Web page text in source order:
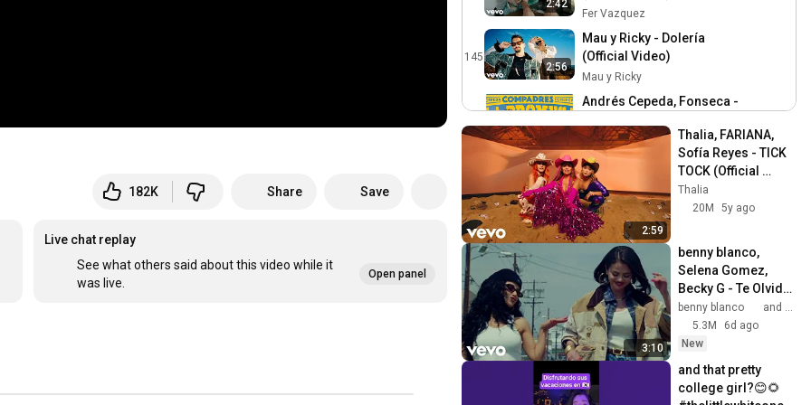
182K Share Save
Live chat replay
See what others said about this video while it
was live.
Open panel
2:42
Fer Vazquez
145
2:56
Mau y Ricky - Dolería
(Official Video)
Mau y Ricky
3:08
Andrés Cepeda, Fonseca -
Andrés Cepeda
CNCO - Imagíname Sin Ti
(Official Video)
CNCO
148
Mau y Ricky - Fresh
(Official Video)
Mau y Ricky
149
Pedro Capó - La Sábana y
los Pies (Official Video)
Pedro Capó
Kany García, Carlos Vives -
Búscame (Official Video)
Kany Garcia
2:59
Thalia, FARIANA,
Sofía Reyes - TICK
TOCK (Official
Video)
Thalia
20M
5y ago
3:10
benny blanco,
Selena Gomez,
Becky G - Te Olvido
(La La) [Official
Music Video]
benny blanco
and 2 more
5.3M
6d ago
New
and that pretty
college girl?😊🌻